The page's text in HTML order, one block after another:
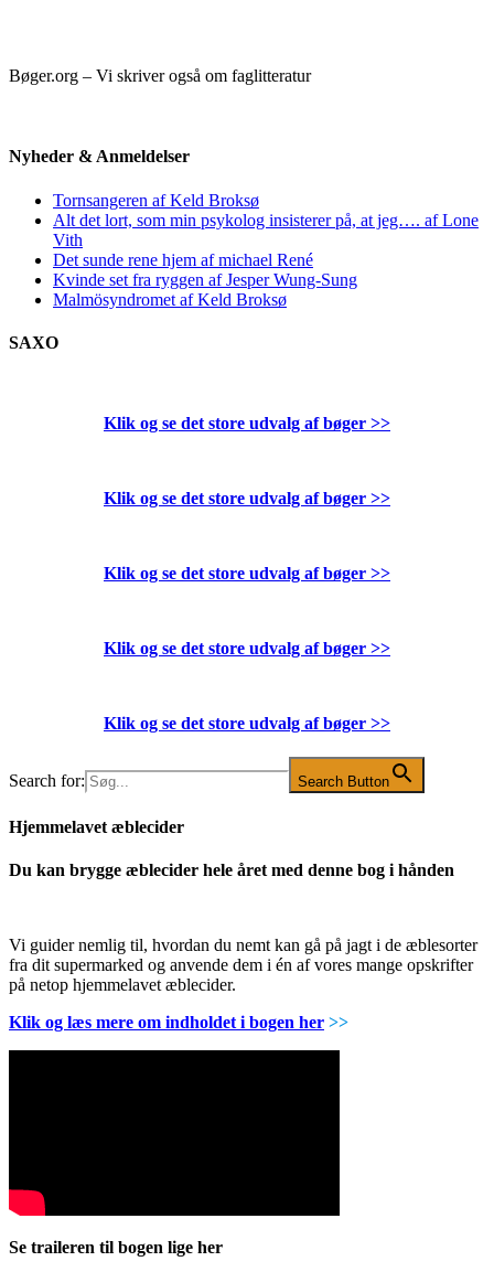
Bøger.org – Vi skriver også om faglitteratur
Nyheder & Anmeldelser
Tornsangeren af Keld Broksø
Alt det lort, som min psykolog insisterer på, at jeg…. af Lone
Vith
Det sunde rene hjem af michael René
Kvinde set fra ryggen af Jesper Wung-Sung
Malmösyndromet af Keld Broksø
SAXO
Klik og se det store udvalg af bøger >>
Klik og se det store udvalg af bøger >>
Klik og se det store udvalg af bøger >>
Klik og se det store udvalg af bøger >>
Klik og se det store udvalg af bøger >>
Search for: Search Button
Hjemmelavet æblecider
Du kan brygge æblecider hele året med denne bog i hånden
Vi guider nemlig til, hvordan du nemt kan gå på jagt i de æblesorter
fra dit supermarked og anvende dem i én af vores mange opskrifter
på netop hjemmelavet æblecider.
Klik og læs mere om indholdet i bogen her >>
Se traileren til bogen lige her